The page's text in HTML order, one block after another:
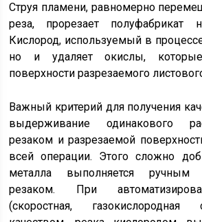
Струя пламени, равномерно
реза, прорезает
Кислород, используемый в
но и удаляет окислы,
поверхности разрезаемого
Важный критерий для получения
выдерживание одинакового
резаком и разрезаемой
всей операции. Этого сложно
металла выполняется ручным
резаком. При
(скоростная,